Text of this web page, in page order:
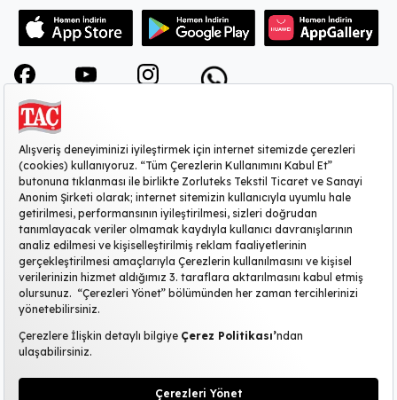
KURUMSAL
MÜŞTERİ HİZMETLERİ
SİTE HAKKINDA
POPÜLER KATEGORİLER
2026 ©TAÇ